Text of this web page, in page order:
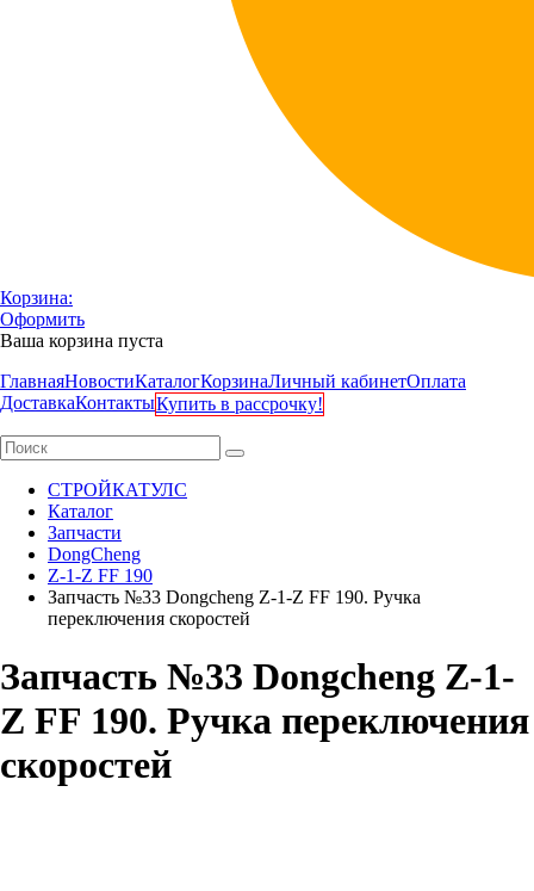
Корзина:
Оформить
Ваша корзина пуста
ГлавнаяНовостиКаталогКорзинаЛичный кабинетОплата
ДоставкаКонтактыКупить в рассрочку!
СТРОЙКАТУЛС
Каталог
Запчасти
DongCheng
Z-1-Z FF 190
Запчасть №33 Dongcheng Z-1-Z FF 190. Ручка
переключения скоростей
Запчасть №33 Dongcheng Z-1-
Z FF 190. Ручка переключения
скоростей